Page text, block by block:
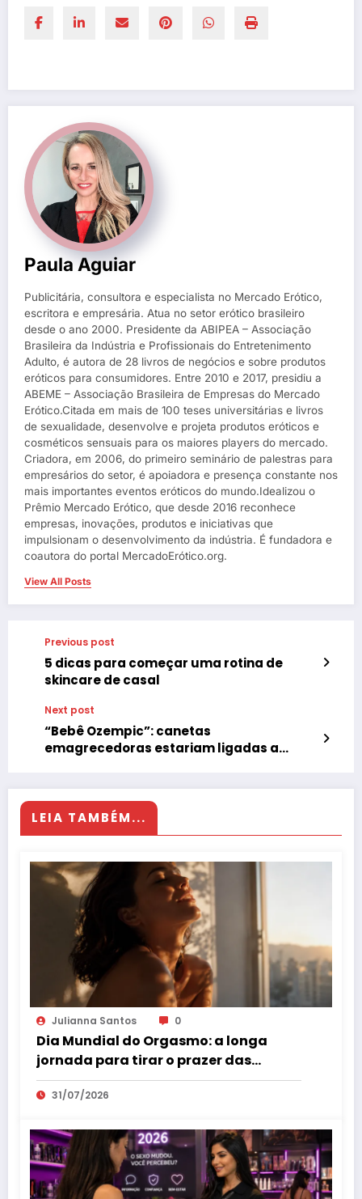
Paula Aguiar
Publicitária, consultora e especialista no Mercado Erótico,
escritora e empresária. Atua no setor erótico brasileiro
desde o ano 2000. Presidente da ABIPEA – Associação
Brasileira da Indústria e Profissionais do Entretenimento
Adulto, é autora de 28 livros de negócios e sobre produtos
eróticos para consumidores. Entre 2010 e 2017, presidiu a
ABEME – Associação Brasileira de Empresas do Mercado
Erótico.Citada em mais de 100 teses universitárias e livros
de sexualidade, desenvolve e projeta produtos eróticos e
cosméticos sensuais para os maiores players do mercado.
Criadora, em 2006, do primeiro seminário de palestras para
empresários do setor, é apoiadora e presença constante nos
mais importantes eventos eróticos do mundo.Idealizou o
Prêmio Mercado Erótico, que desde 2016 reconhece
empresas, inovações, produtos e iniciativas que
impulsionam o desenvolvimento da indústria. É fundadora e
coautora do portal MercadoErótico.org.
View All Posts
Previous post
5 dicas para começar uma rotina de
skincare de casal
Next post
“Bebê Ozempic”: canetas
emagrecedoras estariam ligadas a
LEIA TAMBÉM...
Julianna Santos 0
Dia Mundial do Orgasmo: a longa
jornada para tirar o prazer das
sombras
31/07/2026